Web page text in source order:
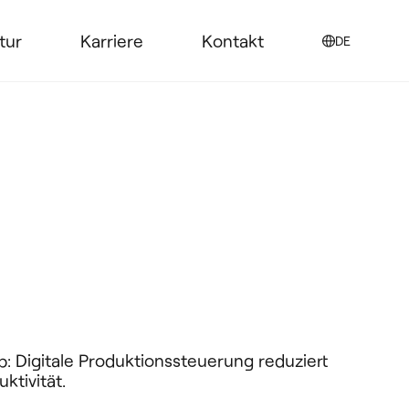
Karriere Kontakt DE
Digitale Produktionssteuerung reduziert